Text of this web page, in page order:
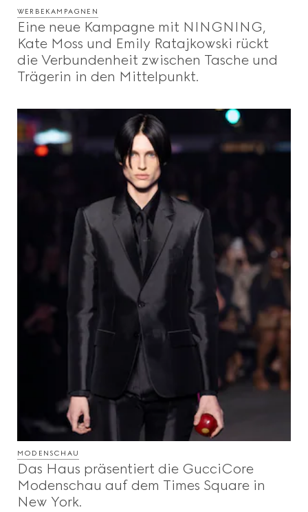
WERBEKAMPAGNEN
Eine neue Kampagne mit NINGNING,
Kate Moss und Emily Ratajkowski rückt
die Verbundenheit zwischen Tasche und
Trägerin in den Mittelpunkt.
MODENSCHAU
Das Haus präsentiert die GucciCore
Modenschau auf dem Times Square in
New York.